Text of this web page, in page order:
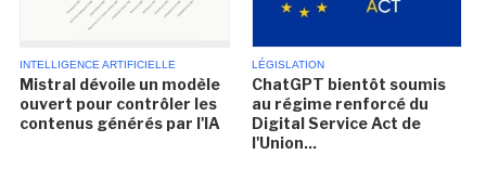
INTELLIGENCE ARTIFICIELLE
Mistral dévoile un modèle
ouvert pour contrôler les
contenus générés par l'IA
LÉGISLATION
ChatGPT bientôt soumis
au régime renforcé du
Digital Service Act de
l'Union...